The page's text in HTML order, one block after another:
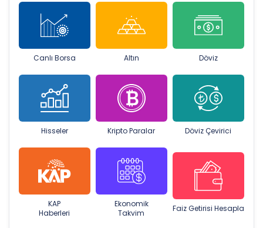
Canlı Borsa Altın Döviz
Hisseler Kripto Paralar Döviz Çevirici
KAP
Haberleri
Ekonomik
Takvim
Faiz Getirisi Hesapla